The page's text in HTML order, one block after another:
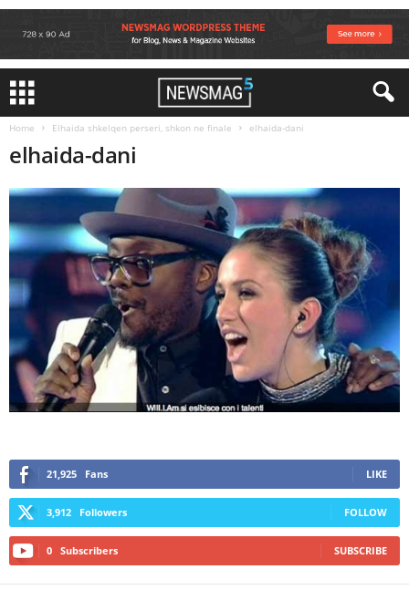
Home Elhaida shkelqen perseri, shkon ne finale elhaida-dani
elhaida-dani
21,925 Fans LIKE
3,912 Followers FOLLOW
0 Subscribers SUBSCRIBE